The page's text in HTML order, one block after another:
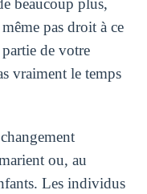
beaucoup plus,
pas droit à ce
de votre
vraiment le temps
ou, au
Les individus